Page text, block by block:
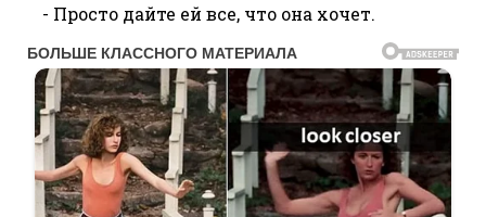
- Просто дайте ей все, что она хочет.